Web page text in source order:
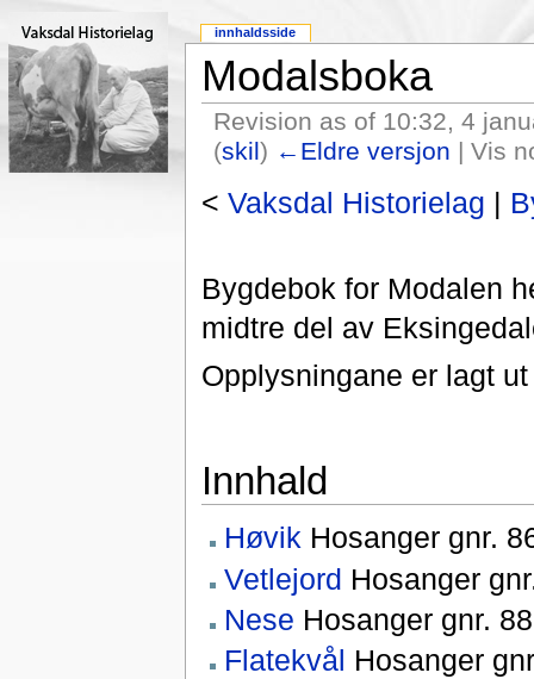
Modalsboka
Revision as of 10:32, 4
(skil) ←Eldre versjon | Vis
< Vaksdal Historielag |
Bygdebok for Modalen
midtre del av
Opplysningane er lagt
Innhald
Høvik Hosanger gnr.
Vetlejord Hosanger
Nese Hosanger gnr.
Flatekvål Hosanger
innhaldsside